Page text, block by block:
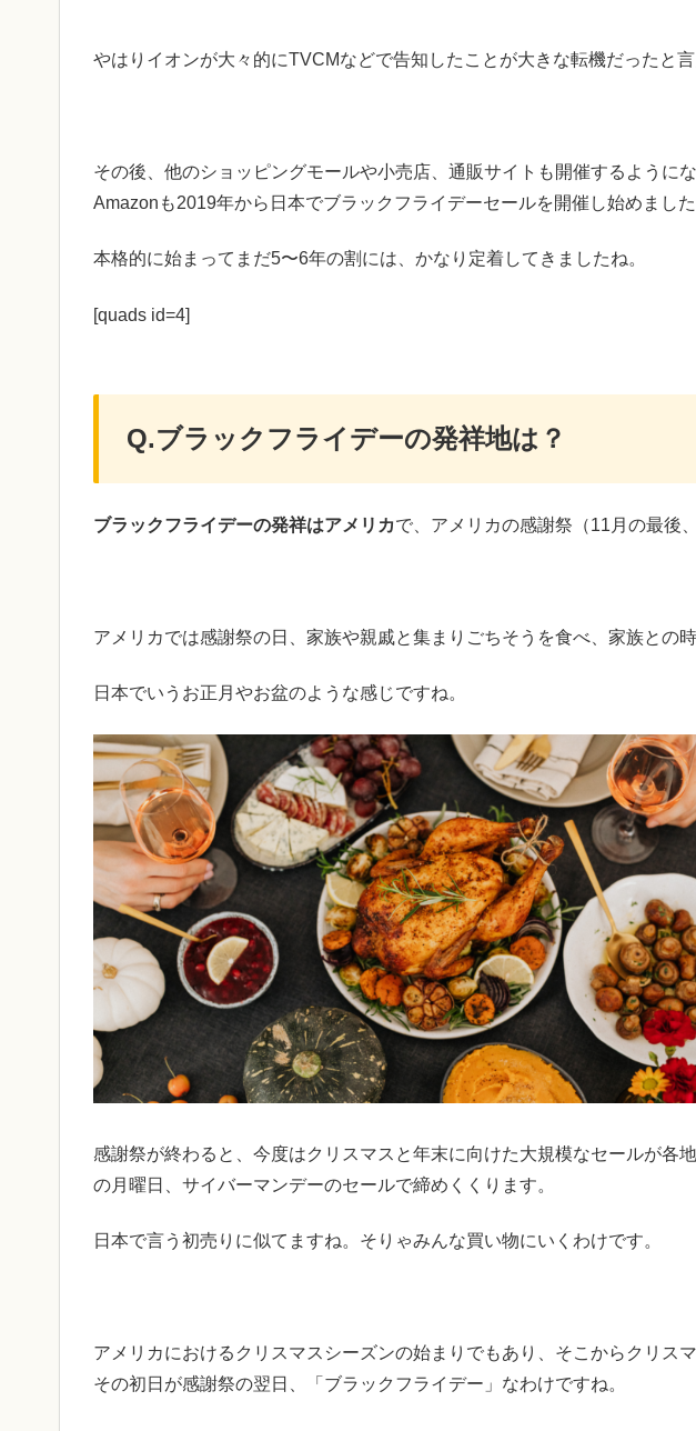
やはりイオンが大々的にTVCMなどで告知したことが大きな転機だったと言
その後、他のショッピングモールや小売店、通販サイトも開催するように
Amazonも2019年から日本でブラックフライデーセールを開催し始めました
本格的に始まってまだ5〜6年の割には、かなり定着してきましたね。
[quads id=4]
Q.ブラックフライデーの発祥地は？
ブラックフライデーの発祥はアメリカで、アメリカの感謝祭（11月の最後
アメリカでは感謝祭の日、家族や親戚と集まりごちそうを食べ、家族との
日本でいうお正月やお盆のような感じですね。
感謝祭が終わると、今度はクリスマスと年末に向けた大規模なセールが各
の月曜日、サイバーマンデーのセールで締めくくります。
日本で言う初売りに似てますね。そりゃみんな買い物にいくわけです。
アメリカにおけるクリスマスシーズンの始まりでもあり、そこからクリス
その初日が感謝祭の翌日、「ブラックフライデー」なわけですね。